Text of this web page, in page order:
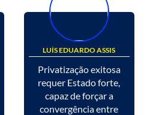
LUÍS EDUARDO ASSIS
Privatização exitosa
requer Estado forte,
capaz de forçar a
convergência entre